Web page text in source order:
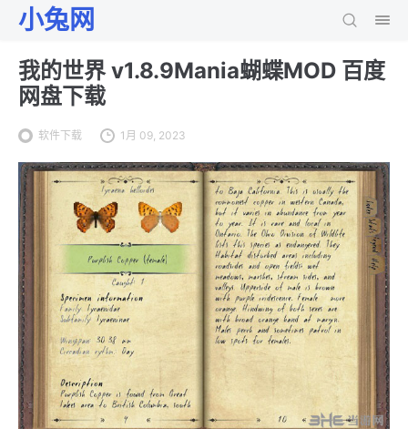
小兔网
我的世界 v1.8.9Mania蝴蝶MOD 百度
网盘下载
软件下载 1月 09, 2023